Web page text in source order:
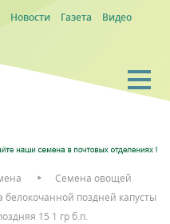
Новости Газета
Видео
Семена овощей
белокочанной поздней капусты
15 1 гр б.п.